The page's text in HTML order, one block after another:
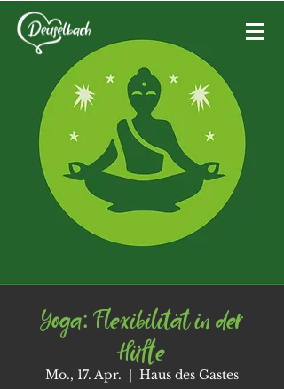
Yoga: Flexibilität in der
Hüfte
Mo., 17. Apr.
  |
Haus des Gastes